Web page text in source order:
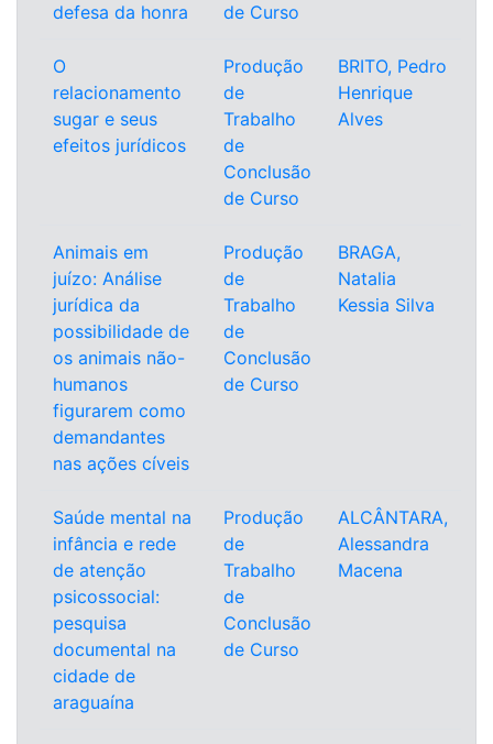
defesa da honra
de Curso
O
relacionamento
sugar e seus
efeitos jurídicos
Produção
de
Trabalho
de
Conclusão
de Curso
BRITO, Pedro
Henrique
Alves
Animais em
juízo: Análise
jurídica da
possibilidade de
os animais não-
humanos
figurarem como
demandantes
nas ações cíveis
Produção
de
Trabalho
de
Conclusão
de Curso
BRAGA,
Natalia
Kessia Silva
Saúde mental na
infância e rede
de atenção
psicossocial:
pesquisa
documental na
cidade de
araguaína
Produção
de
Trabalho
de
Conclusão
de Curso
ALCÂNTARA,
Alessandra
Macena